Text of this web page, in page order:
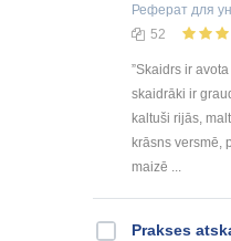
Реферат для
52
”Skaidrs ir
skaidrāki ir
kaltuši rijās,
krāsns versmē,
maizē ...
Prakses